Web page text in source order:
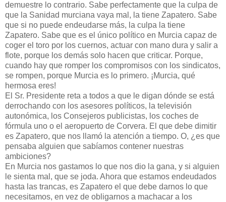
demuestre lo contrario. Sabe perfectamente que la culpa de
que la Sanidad murciana vaya mal, la tiene Zapatero. Sabe
que si no puede endeudarse más, la culpa la tiene
Zapatero. Sabe que es el único político en Murcia capaz de
coger el toro por los cuernos, actuar con mano dura y salir a
flote, porque los demás solo hacen que criticar. Porque,
cuando hay que romper los compromisos con los sindicatos,
se rompen, porque Murcia es lo primero. ¡Murcia, qué
hermosa eres!
El Sr. Presidente reta a todos a que le digan dónde se está
derrochando con los asesores políticos, la televisión
autonómica, los Consejeros publicistas, los coches de
fórmula uno o el aeropuerto de Corvera. El que debe dimitir
es Zapatero, que nos llamó la atención a tiempo. O, ¿es que
pensaba alguien que sabíamos contener nuestras
ambiciones?
En Murcia nos gastamos lo que nos dio la gana, y si alguien
le sienta mal, que se joda. Ahora que estamos endeudados
hasta las trancas, es Zapatero el que debe darnos lo que
necesitamos, en vez de obligarnos a machacar a los